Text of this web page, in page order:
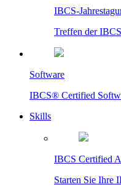
IBCS-
Treffen der
Software
IBCS® Certified
Skills
IBCS Certified
Starten Sie Ihre